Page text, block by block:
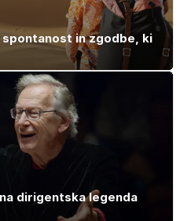
in zgodbe, ki
dirigentska legenda